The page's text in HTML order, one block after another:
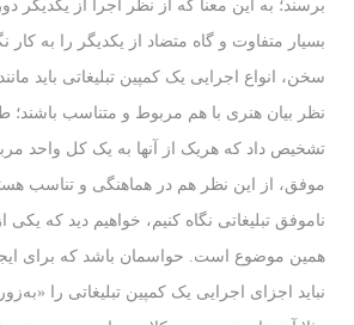
برسند؛ به این معنا که از نظر اجرا از یکدیگر
بسیار متفاوت و گاه متضاد از یکدیگر را به کار
سخن، انواع اجرایی یک کمپین تبلیغاتی باید
نظر بیان هنری با هم مربوط و متناسب باشند؛
تشخیص داد که هریک از آنها به یک کل واحد
موفق، از این نظر هم در هماهنگی و تناسب
ناموفق تبلیغاتی نگاه کنیم، خواهیم دید که
همین موضوع است. حواسمان باشد که برای
نباید اجزای اجرایی یک کمپین تبلیغاتی را